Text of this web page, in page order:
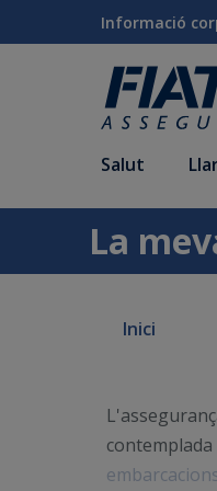
Salta al contingut
Informació
Salut
La
Inici